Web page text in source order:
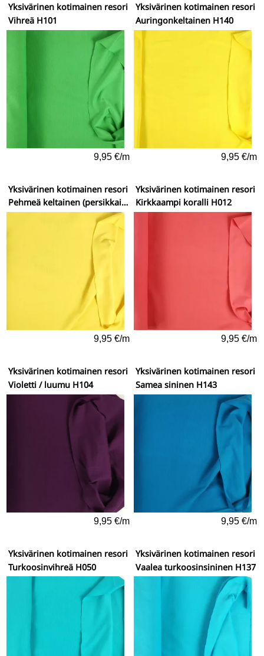
Yksivärinen kotimainen resori
Vihreä H101
9,95 €/m
Yksivärinen kotimainen resori
Auringonkeltainen H140
9,95 €/m
Yksivärinen kotimainen resori
Pehmeä keltainen (persikkainen vivahde) H109
9,95 €/m
Yksivärinen kotimainen resori
Kirkkaampi koralli H012
9,95 €/m
Yksivärinen kotimainen resori
Violetti / luumu H104
9,95 €/m
Yksivärinen kotimainen resori
Samea sininen H143
9,95 €/m
Yksivärinen kotimainen resori
Turkoosinvihreä H050
Yksivärinen kotimainen resori
Vaalea turkoosinsininen H137